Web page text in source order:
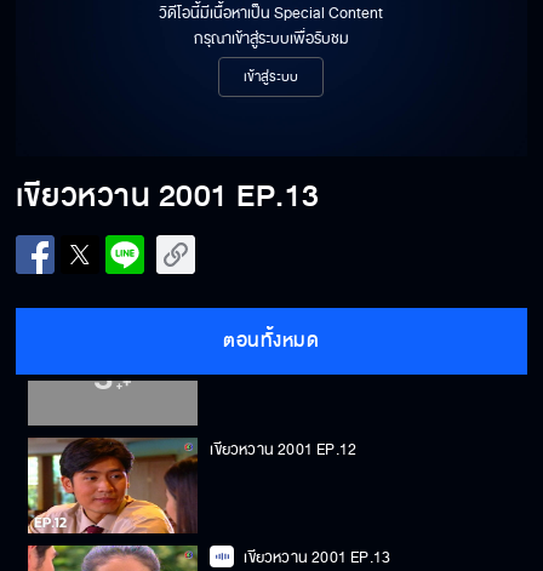
วิดีโอนี้มีเนื้อหาเป็น Special Content
กรุณาเข้าสู่ระบบเพื่อรับชม
เข้าสู่ระบบ
เขียวหวาน 2001 EP.13
ตอนทั้งหมด
เขียวหวาน 2001 EP.8
เขียวหวาน 2001 EP.11
เขียวหวาน 2001 EP.12
เขียวหวาน 2001 EP.13